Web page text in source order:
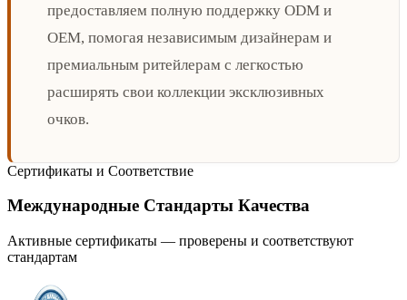
предоставляем полную поддержку ODM и
OEM, помогая независимым дизайнерам и
премиальным ритейлерам с легкостью
расширять свои коллекции эксклюзивных
очков.
Сертификаты и Соответствие
Международные Стандарты Качества
Активные сертификаты — проверены и соответствуют
стандартам